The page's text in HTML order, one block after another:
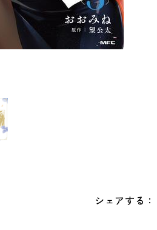
シェアする：